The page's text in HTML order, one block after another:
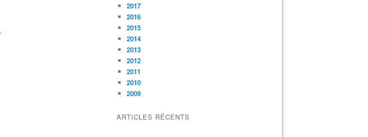
2017
2016
2015
2014
2013
2012
2011
2010
2009
ARTICLES RÉCENTS